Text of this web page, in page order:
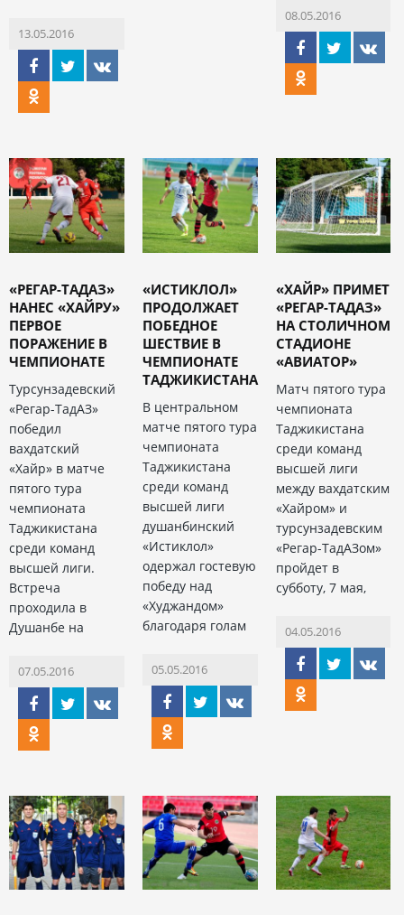
13.05.2016
08.05.2016
«РЕГАР-ТАДАЗ»
НАНЕС «ХАЙРУ»
ПЕРВОЕ
ПОРАЖЕНИЕ В
ЧЕМПИОНАТЕ
Турсунзадевский
«Регар-ТадАЗ»
победил
вахдатский
«Хайр» в матче
пятого тура
чемпионата
Таджикистана
среди команд
высшей лиги.
Встреча
проходила в
Душанбе на
07.05.2016
«ИСТИКЛОЛ»
ПРОДОЛЖАЕТ
ПОБЕДНОЕ
ШЕСТВИЕ В
ЧЕМПИОНАТЕ
ТАДЖИКИСТАНА
В центральном
матче пятого тура
чемпионата
Таджикистана
среди команд
высшей лиги
душанбинский
«Истиклол»
одержал гостевую
победу над
«Худжандом»
благодаря голам
05.05.2016
«ХАЙР» ПРИМЕТ
«РЕГАР-ТАДАЗ»
НА СТОЛИЧНОМ
СТАДИОНЕ
«АВИАТОР»
Матч пятого тура
чемпионата
Таджикистана
среди команд
высшей лиги
между вахдатским
«Хайром» и
турсунзадевским
«Регар-ТадАЗом»
пройдет в
субботу, 7 мая,
04.05.2016